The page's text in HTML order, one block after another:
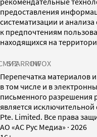
предоставления
систематизации и
к предпочтениям
находящихся на
SPARROWINFOX
Перепечатка материалов
в том числе и в
письменного разрешения
является исключительной
Pte. Limited. Все права
AO «АС Рус Медиа» · 2026